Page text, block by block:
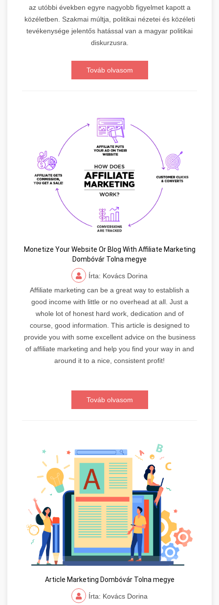
az utóbbi években egyre nagyobb figyelmet kapott a
közéletben. Szakmai múltja, politikai nézetei és közéleti
tevékenysége jelentős hatással van a magyar politikai
diskurzusra.
Továb olvasom
Monetize Your Website Or Blog With Affiliate Marketing
Dombóvár Tolna megye
Írta: Kovács Dorina
Affiliate marketing can be a great way to establish a
good income with little or no overhead at all. Just a
whole lot of honest hard work, dedication and of
course, good information. This article is designed to
provide you with some excellent advice on the business
of affiliate marketing and help you find your way in and
around it to a nice, consistent profit!
Továb olvasom
Article Marketing Dombóvár Tolna megye
Írta: Kovács Dorina